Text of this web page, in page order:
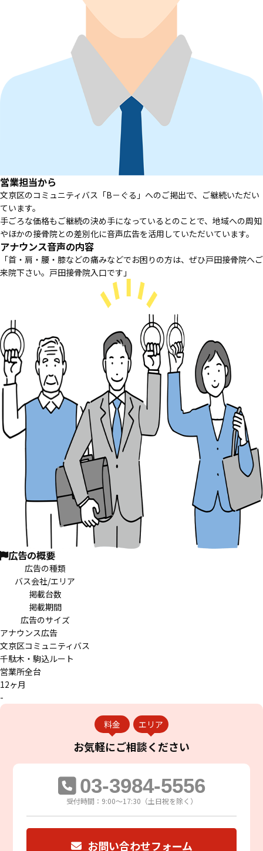
営業担当から
文京区のコミュニティバス「B－ぐる」へのご掲出で、ご継続いただい
ています。
手ごろな価格もご継続の決め手になっているとのことで、地域への周知
やほかの接骨院との差別化に音声広告を活用していただいています。
アナウンス音声の内容
「首・肩・腰・膝などの痛みなどでお困りの方は、ぜひ戸田接骨院へご
来院下さい。戸田接骨院入口です」
広告の概要
広告の種類
バス会社/エリア
掲載台数
掲載期間
広告のサイズ
アナウンス広告
文京区コミュニティバス
千駄木・駒込ルート
営業所全台
12ヶ月
-
料金 エリア
お気軽にご相談ください
03-3984-5556
受付時間：9:00～17:30（土日祝を除く）
お問い合わせフォーム